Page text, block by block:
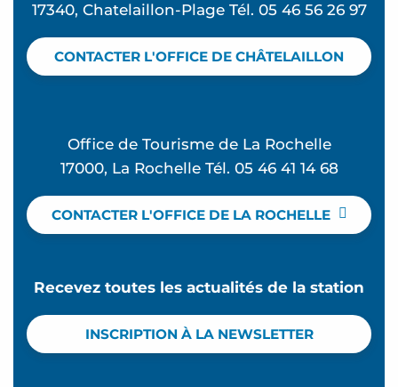
17340, Chatelaillon-Plage Tél. 05 46 56 26 97
CONTACTER L'OFFICE DE CHÂTELAILLON
Office de Tourisme de La Rochelle
17000, La Rochelle Tél. 05 46 41 14 68
CONTACTER L'OFFICE DE LA ROCHELLE
Recevez toutes les actualités de la station
INSCRIPTION À LA NEWSLETTER